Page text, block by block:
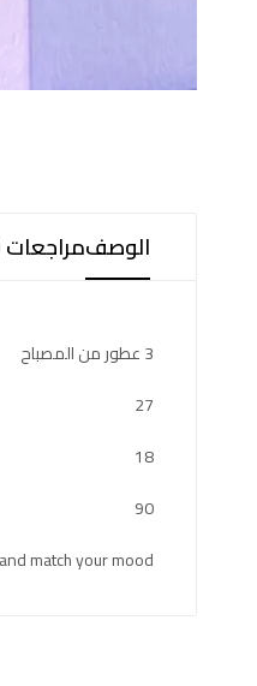
الوصفمراجعات
3 عطور من المصباح
27
18
90
match your mood